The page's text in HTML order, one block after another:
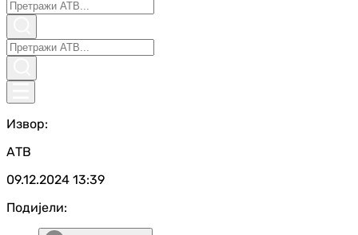
Извор:
АТВ
09.12.2024 13:39
Подијели: